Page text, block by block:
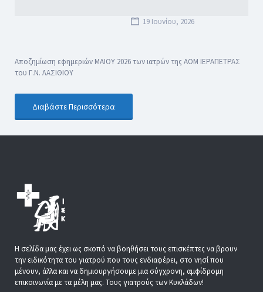
19 Ιουνίου, 2026
Αποζημίωση εφημεριών ΜΑΙΟΥ 2026 των ιατρών της ΑΟΜ ΙΕΡΑΠΕΤΡΑΣ
του Γ.Ν. ΛΑΣΙΘΙΟΥ
Διαβάστε Περισσότερα
Η σελίδα μας έχει ως σκοπό να βοηθήσει τους επισκέπτες να βρουν
την ειδικότητα του γιατρού που τους ενδιαφέρει, στο νησί που
μένουν, άλλα και να δημιουργήσουμε μια σύγχρονη, αμφίδρομη
επικοινωνία με τα μέλη μας. Τους γιατρούς των Κυκλάδων!